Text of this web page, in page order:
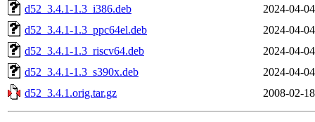
d52_3.4.1-1.3_i386.deb
2024-04-
d52_3.4.1-1.3_ppc64el.deb
2024-04-
d52_3.4.1-1.3_riscv64.deb
2024-04-
d52_3.4.1-1.3_s390x.deb
2024-04-
d52_3.4.1.orig.tar.gz
2008-02-